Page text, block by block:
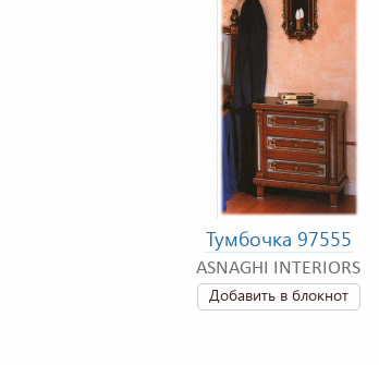
Тумбочка 97555
ASNAGHI INTERIORS
Добавить в блокнот